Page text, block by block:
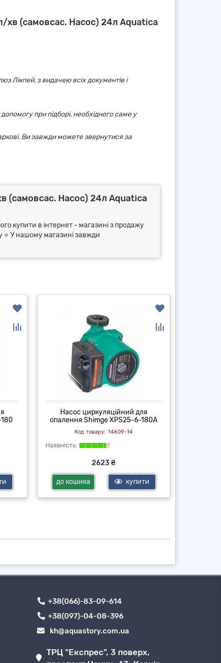
хв (самовсас. Насос) 24л Aquatica
Лікпей, з видачею всіх документів і
при підборі, необхідного саме у
Ви завжди можете звернутися за
(самовсас. Насос) 24л Aquatica
купити в інтернет - магазині з продажу
⭐ У нашому магазині завжди
Насос циркуляційний для
опалення Shimge XPS25-6-180А
14609-14
2623 ₴
до кошика купити
+38(066)-83-09-614
+38(097)-04-08-396
kh@aquastory.com.ua
ТРЦ "Експрес", 3 поверх,